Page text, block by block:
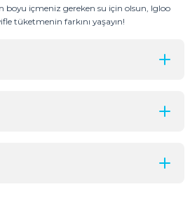
boyu içmeniz gereken su için olsun, Igloo
tüketmenin farkını yaşayın!